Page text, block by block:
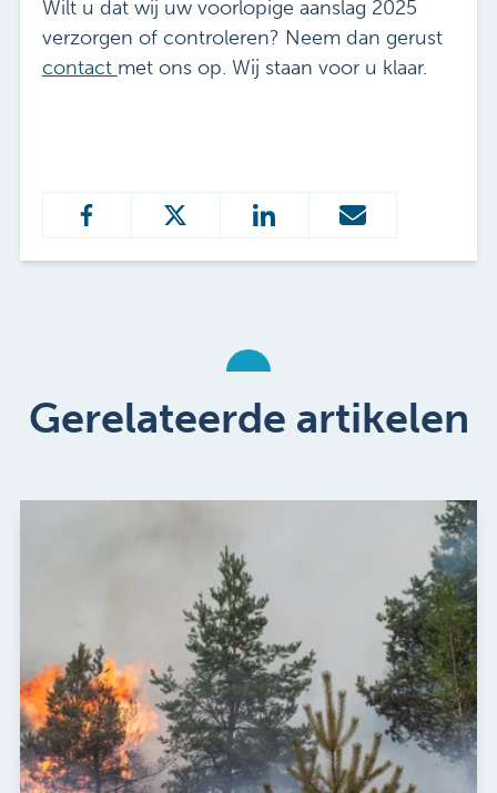
Wilt u dat wij uw voorlopige aanslag 2025
verzorgen of controleren? Neem dan gerust
contact met ons op. Wij staan voor u klaar.
Gerelateerde artikelen